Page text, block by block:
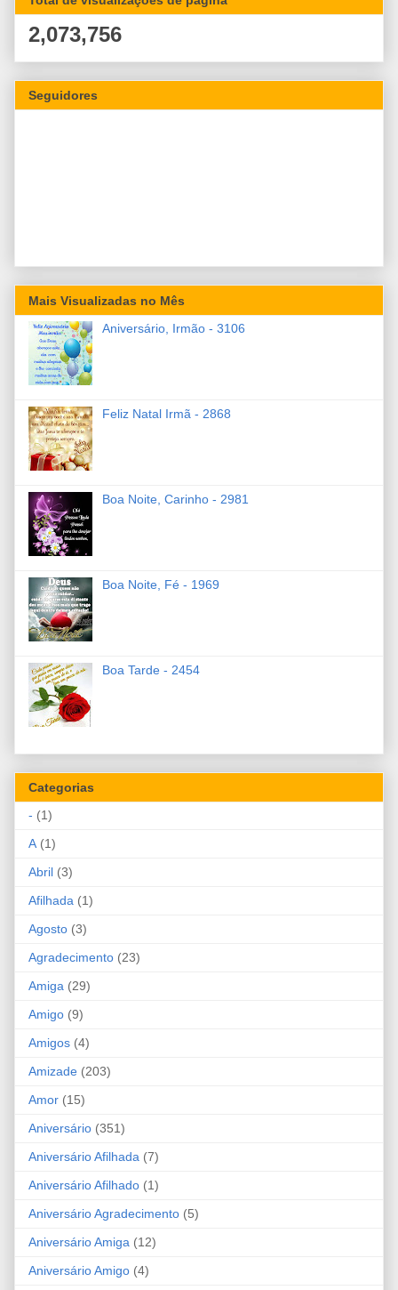
2,073,756
Seguidores
Mais Visualizadas no Mês
Aniversário, Irmão - 3106
Feliz Natal Irmã - 2868
Boa Noite, Carinho - 2981
Boa Noite, Fé - 1969
Boa Tarde - 2454
Categorias
- (1)
A (1)
Abril (3)
Afilhada (1)
Agosto (3)
Agradecimento (23)
Amiga (29)
Amigo (9)
Amigos (4)
Amizade (203)
Amor (15)
Aniversário (351)
Aniversário Afilhada (7)
Aniversário Afilhado (1)
Aniversário Agradecimento (5)
Aniversário Amiga (12)
Aniversário Amigo (4)